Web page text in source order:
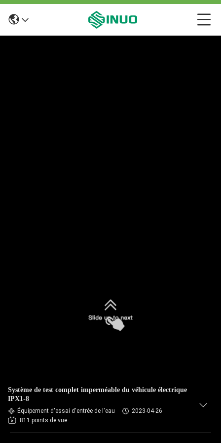
Système de test complet imperméable du véhicule électrique
IPX1-8
Équipement d'essai d'entrée de l'eau
2023-04-26
811 points de vue